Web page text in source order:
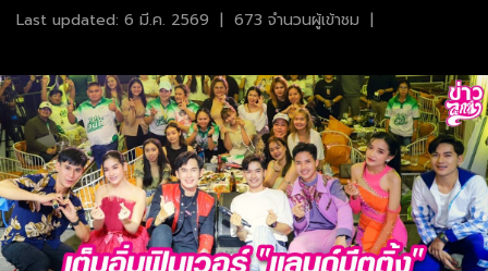
Last updated: 6 มี.ค. 2569 | 673 จำนวนผู้เข้าชม |